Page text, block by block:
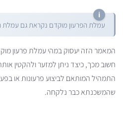
עמלת הפרעון מוקדם נקראת גם עמלת
המאמר הזה יעסוק במהי עמלת פרעון
חשוב מכך, כיצד ניתן למזער ולהקטין
התמהיל המותאם לביצוע פרעונות או
שהמשכנתא כבר נלקחה.